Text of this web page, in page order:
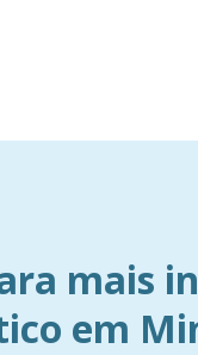
mais
em